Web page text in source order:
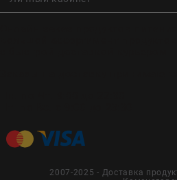
2007-2025 - Доставка